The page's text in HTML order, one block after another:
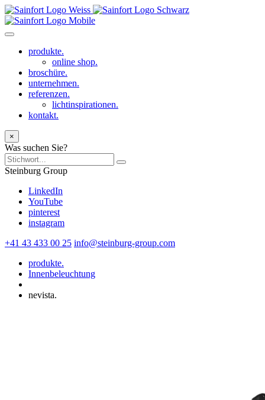
produkte.
online shop.
broschüre.
unternehmen.
referenzen.
lichtinspirationen.
kontakt.
×
Was suchen Sie?
Steinburg Group
LinkedIn
YouTube
pinterest
instagram
+41 43 433 00 25 info@steinburg-group.com
produkte.
Innenbeleuchtung
nevista.